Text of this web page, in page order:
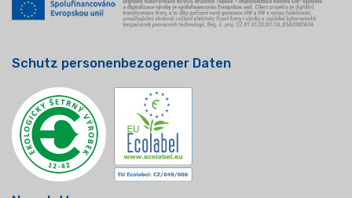
Schutz personenbezogener Daten